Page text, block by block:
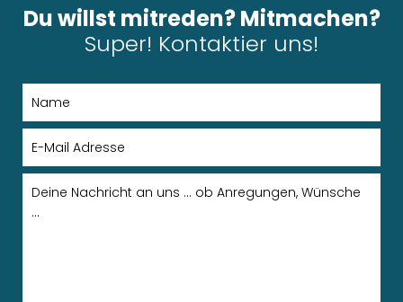
Du willst mitreden? Mitmachen?
Super! Kontaktier uns!